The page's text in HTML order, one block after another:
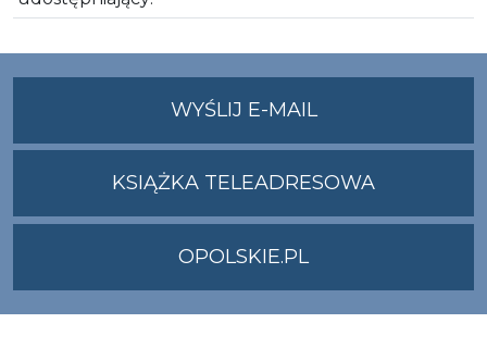
WYŚLIJ E-MAILNA
ADRES
KSIĄŻKA TELEADRESOWA
OPOLSKIE.PL